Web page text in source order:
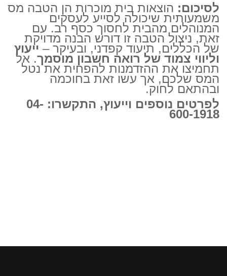
לסיכום: הוצאות בית מוכרות הן הטבה מס
משמעותית שיכולה לסייע לעסקים
המנוהלים מהבית לחסוך כסף רב. עם
זאת, ניצול הטבה זו דורש הבנה מדויקת
של הכללים, תיעוד קפדני, ובעיקר – ייעוץ
וליווי צמוד של רואה חשבון מוסמך. אל
תחמיצו את ההזדמנות להפחית את נטל
המס שלכם, אך עשו זאת בחוכמה
ובהתאם לחוק.
לפרטים נוספים וייעוץ, התקשרו: 04-
600-1918